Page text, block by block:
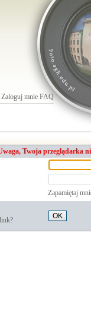
Zaloguj mnie FAQ
Twoja przeglądarka
Zapamiętaj
OK